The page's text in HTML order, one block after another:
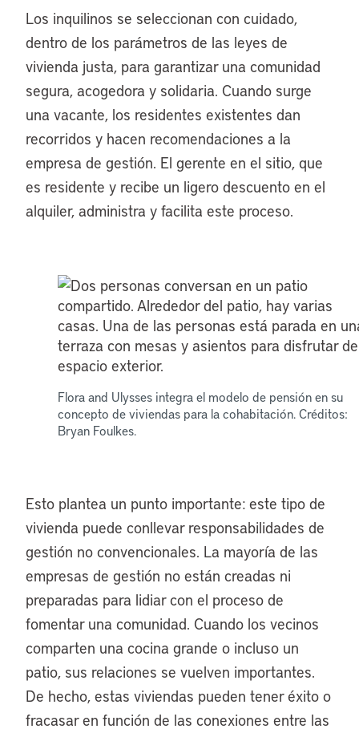
Los inquilinos se seleccionan con cuidado,
dentro de los parámetros de las leyes de
vivienda justa, para garantizar una comunidad
segura, acogedora y solidaria. Cuando surge
una vacante, los residentes existentes dan
recorridos y hacen recomendaciones a la
empresa de gestión. El gerente en el sitio, que
es residente y recibe un ligero descuento en el
alquiler, administra y facilita este proceso.
Flora and Ulysses integra el modelo de pensión en su
concepto de viviendas para la cohabitación. Créditos:
Bryan Foulkes.
Esto plantea un punto importante: este tipo de
vivienda puede conllevar responsabilidades de
gestión no convencionales. La mayoría de las
empresas de gestión no están creadas ni
preparadas para lidiar con el proceso de
fomentar una comunidad. Cuando los vecinos
comparten una cocina grande o incluso un
patio, sus relaciones se vuelven importantes.
De hecho, estas viviendas pueden tener éxito o
fracasar en función de las conexiones entre las